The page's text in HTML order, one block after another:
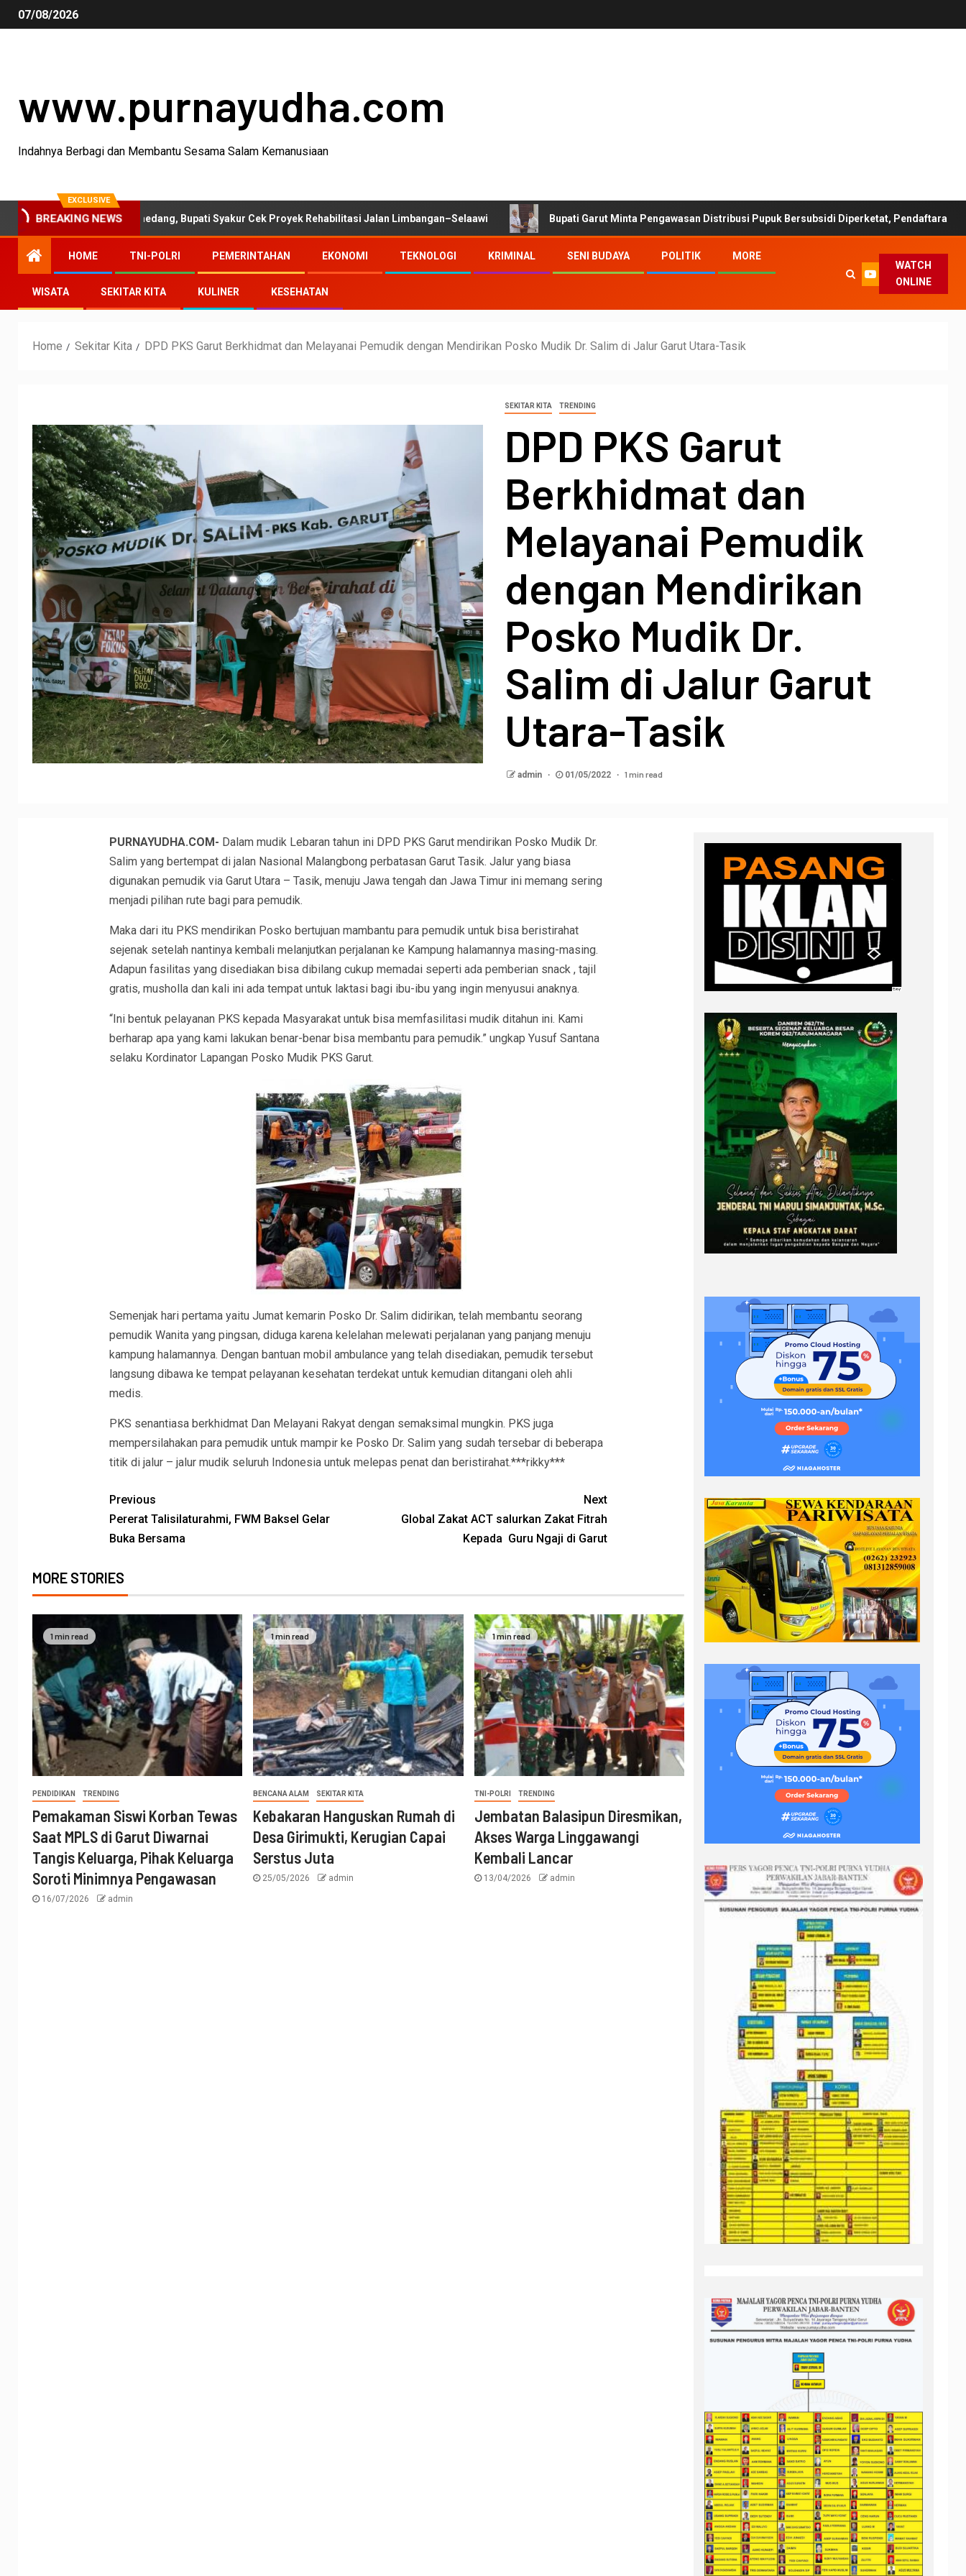
07/08/2026
www.purnayudha.com
Indahnya Berbagi dan Membantu Sesama Salam Kemanusiaan
EXCLUSIVE
BREAKING NEWS
Garut-Sumedang, Bupati Syakur Cek Proyek Rehabilitasi Jalan Limbangan–Selaawi Bupati Garut Minta Pengawasan Distribusi Pupuk Bersubsidi Diperketat, Pendaftaran RDKK
HOME TNI-POLRI PEMERINTAHAN EKONOMI TEKNOLOGI KRIMINAL SENI BUDAYA POLITIK MORE
WISATA SEKITAR KITA KULINER KESEHATAN
WATCH
ONLINE
Home Sekitar Kita DPD PKS Garut Berkhidmat dan Melayanai Pemudik dengan Mendirikan Posko Mudik Dr. Salim di Jalur Garut Utara-Tasik
SEKITAR KITA TRENDING
DPD PKS Garut
Berkhidmat dan
Melayanai Pemudik
dengan Mendirikan
Posko Mudik Dr.
Salim di Jalur Garut
Utara-Tasik
admin 01/05/2022 1 min read
PURNAYUDHA.COM- Dalam mudik Lebaran tahun ini DPD PKS Garut mendirikan Posko Mudik Dr.
Salim yang bertempat di jalan Nasional Malangbong perbatasan Garut Tasik. Jalur yang biasa
digunakan pemudik via Garut Utara – Tasik, menuju Jawa tengah dan Jawa Timur ini memang sering
menjadi pilihan rute bagi para pemudik.
Maka dari itu PKS mendirikan Posko bertujuan mambantu para pemudik untuk bisa beristirahat
sejenak setelah nantinya kembali melanjutkan perjalanan ke Kampung halamannya masing-masing.
Adapun fasilitas yang disediakan bisa dibilang cukup memadai seperti ada pemberian snack , tajil
gratis, musholla dan kali ini ada tempat untuk laktasi bagi ibu-ibu yang ingin menyusui anaknya.
“Ini bentuk pelayanan PKS kepada Masyarakat untuk bisa memfasilitasi mudik ditahun ini. Kami
berharap apa yang kami lakukan benar-benar bisa membantu para pemudik.” ungkap Yusuf Santana
selaku Kordinator Lapangan Posko Mudik PKS Garut.
Semenjak hari pertama yaitu Jumat kemarin Posko Dr. Salim didirikan, telah membantu seorang
pemudik Wanita yang pingsan, diduga karena kelelahan melewati perjalanan yang panjang menuju
kampung halamannya. Dengan bantuan mobil ambulance yang telah disediakan, pemudik tersebut
langsung dibawa ke tempat pelayanan kesehatan terdekat untuk kemudian ditangani oleh ahli
medis.
PKS senantiasa berkhidmat Dan Melayani Rakyat dengan semaksimal mungkin. PKS juga
mempersilahakan para pemudik untuk mampir ke Posko Dr. Salim yang sudah tersebar di beberapa
titik di jalur – jalur mudik seluruh Indonesia untuk melepas penat dan beristirahat.***rikky***
Previous
Pererat Talisilaturahmi, FWM Baksel Gelar
Buka Bersama
Next
Global Zakat ACT salurkan Zakat Fitrah
Kepada Guru Ngaji di Garut
MORE STORIES
1 min read
PENDIDIKAN TRENDING
Pemakaman Siswi Korban Tewas
Saat MPLS di Garut Diwarnai
Tangis Keluarga, Pihak Keluarga
Soroti Minimnya Pengawasan
16/07/2026 admin
1 min read
BENCANA ALAM SEKITAR KITA
Kebakaran Hanguskan Rumah di
Desa Girimukti, Kerugian Capai
Serstus Juta
25/05/2026 admin
1 min read
TNI-POLRI TRENDING
Jembatan Balasipun Diresmikan,
Akses Warga Linggawangi
Kembali Lancar
13/04/2026 admin